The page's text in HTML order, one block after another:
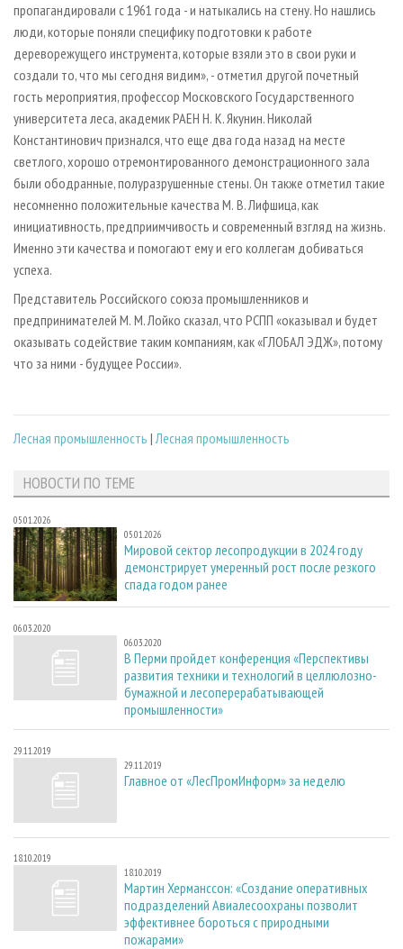
пропагандировали с 1961 года - и натыкались на стену. Но нашлись
люди, которые поняли специфику подготовки к работе
дереворежущего инструмента, которые взяли это в свои руки и
создали то, что мы сегодня видим», - отметил другой почетный
гость мероприятия, профессор Московского Государственного
университета леса, академик РАЕН Н. К. Якунин. Николай
Константинович признался, что еще два года назад на месте
светлого, хорошо отремонтированного демонстрационного зала
были ободранные, полуразрушенные стены. Он также отметил такие
несомненно положительные качества М. В. Лифшица, как
инициативность, предприимчивость и современный взгляд на жизнь.
Именно эти качества и помогают ему и его коллегам добиваться
успеха.
Представитель Российского союза промышленников и
предпринимателей М. М. Лойко сказал, что РСПП «оказывал и будет
оказывать содействие таким компаниям, как «ГЛОБАЛ ЭДЖ», потому
что за ними - будущее России».
Лесная промышленность | Лесная промышленность
НОВОСТИ ПО ТЕМЕ
05.01.2026
05.01.2026
Мировой сектор лесопродукции в 2024 году
демонстрирует умеренный рост после резкого
спада годом ранее
06.03.2020
06.03.2020
В Перми пройдет конференция «Перспективы
развития техники и технологий в целлюлозно-
бумажной и лесоперерабатывающей
промышленности»
29.11.2019
29.11.2019
Главное от «ЛесПромИнформ» за неделю
18.10.2019
18.10.2019
Мартин Херманссон: «Создание оперативных
подразделений Авиалесоохраны позволит
эффективнее бороться с природными
пожарами»